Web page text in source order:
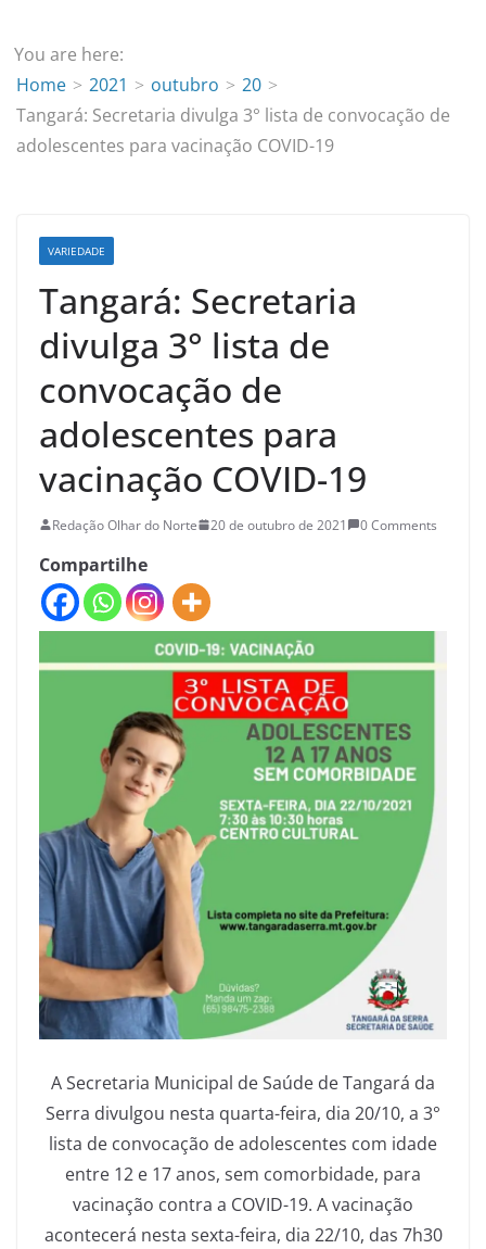
You are here:
Home
2021 outubro
20
Tangará: Secretaria divulga 3° lista de convocação de
adolescentes para vacinação COVID-19
VARIEDADE
Tangará: Secretaria
divulga 3° lista de
convocação de
adolescentes para
vacinação COVID-19
Redação Olhar do Norte 20 de outubro de 2021 0 Comments
Compartilhe
A Secretaria Municipal de Saúde de Tangará da
Serra divulgou nesta quarta-feira, dia 20/10, a 3°
lista de convocação de adolescentes com idade
entre 12 e 17 anos, sem comorbidade, para
vacinação contra a COVID-19. A vacinação
acontecerá nesta sexta-feira, dia 22/10, das 7h30